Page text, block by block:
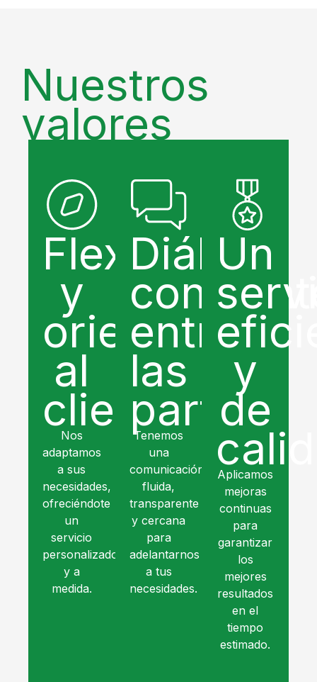
Nuestros
valores
Flexibilidad
y
orientación
al
cliente
Nos
adaptamos
a sus
necesidades,
ofreciéndote
un
servicio
personalizado
y a
medida.
Diálogo
entre
las
partes
Tenemos
una
comunicación
fluida,
transparente
y cercana
para
adelantarnos
a tus
necesidades.
Un
y
de
Aplicamos
mejoras
continuas
para
garantizar
los
mejores
resultados
en el
tiempo
estimado.